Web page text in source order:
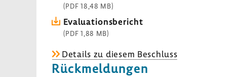
(PDF 18,48 MB)
Evalua­ti­ons­be­richt
(PDF 1,88 MB)
Details zu diesem Beschluss
Rück­mel­dungen